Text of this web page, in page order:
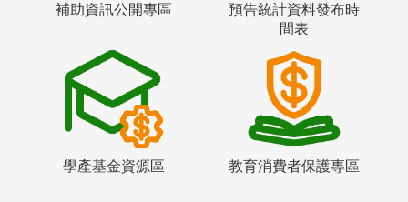
補助資訊公開專區
預告統計資料發布時
間表
學產基金資源區 教育消費者保護專區